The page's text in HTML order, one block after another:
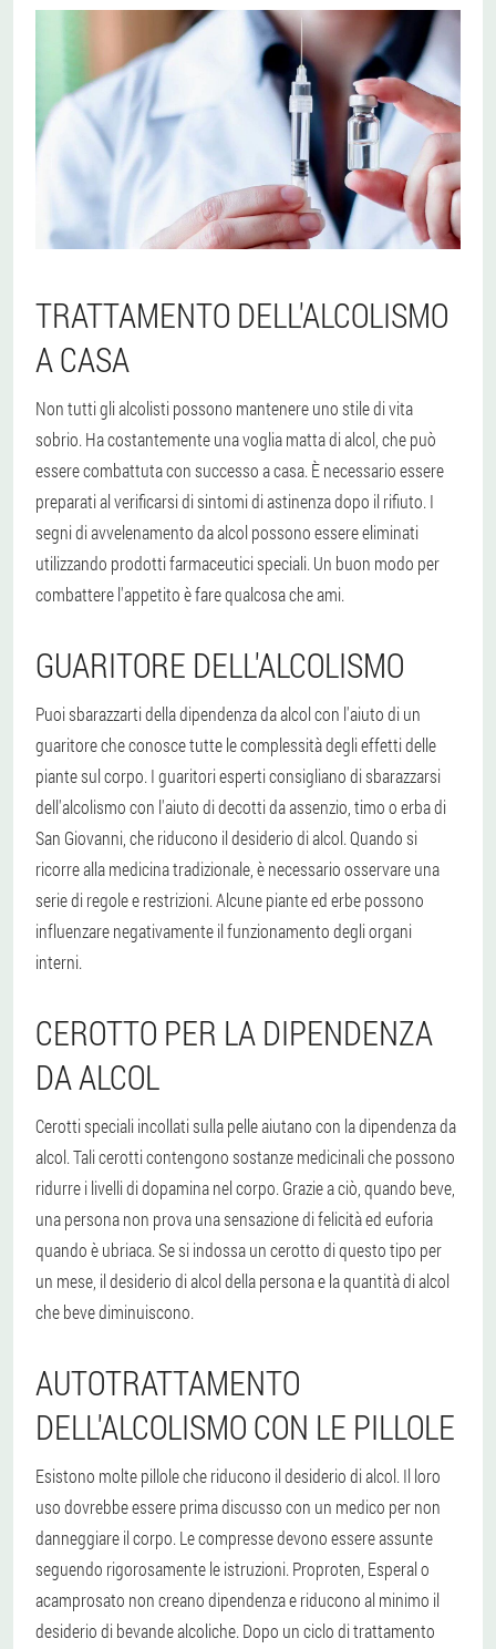
TRATTAMENTO DELL'ALCOLISMO
A CASA
Non tutti gli alcolisti possono mantenere uno stile di vita
sobrio. Ha costantemente una voglia matta di alcol, che può
essere combattuta con successo a casa. È necessario essere
preparati al verificarsi di sintomi di astinenza dopo il rifiuto. I
segni di avvelenamento da alcol possono essere eliminati
utilizzando prodotti farmaceutici speciali. Un buon modo per
combattere l'appetito è fare qualcosa che ami.
GUARITORE DELL'ALCOLISMO
Puoi sbarazzarti della dipendenza da alcol con l'aiuto di un
guaritore che conosce tutte le complessità degli effetti delle
piante sul corpo. I guaritori esperti consigliano di sbarazzarsi
dell'alcolismo con l'aiuto di decotti daassenzio, timo o erba di
San Giovanni, che riducono il desiderio di alcol. Quando si
ricorre alla medicina tradizionale, è necessario osservare una
serie di regole e restrizioni. Alcune piante ed erbe possono
influenzare negativamente il funzionamento degli organi
interni.
CEROTTO PER LA DIPENDENZA
DA ALCOL
Cerotti speciali incollati sulla pelle aiutano con la dipendenza da
alcol. Tali cerotti contengono sostanze medicinali che possono
ridurre i livelli di dopamina nel corpo. Grazie a ciò, quando beve,
una persona non prova una sensazione di felicità ed euforia
quando è ubriaca. Se si indossa un cerotto di questo tipo per
un mese, il desiderio di alcol della persona e la quantità di alcol
che beve diminuiscono.
AUTOTRATTAMENTO
DELL'ALCOLISMO CON LE PILLOLE
Esistono molte pillole che riducono il desiderio di alcol. Il loro
uso dovrebbe essere prima discusso con un medico per non
danneggiare il corpo. Le compresse devono essere assunte
seguendo rigorosamente le istruzioni. Proproten, Esperal o
acamprosato non creano dipendenza e riducono al minimo il
desiderio di bevande alcoliche. Dopo un ciclo di trattamento